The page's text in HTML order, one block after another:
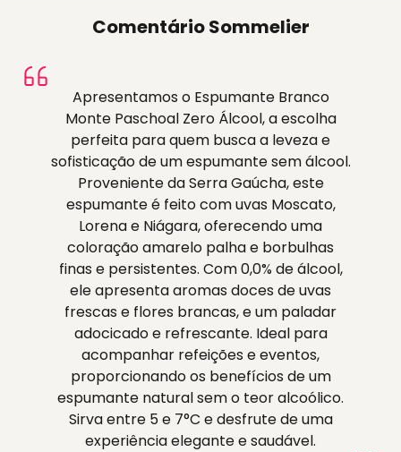
Comentário Sommelier
Apresentamos o Espumante Branco
Monte Paschoal Zero Álcool, a escolha
perfeita para quem busca a leveza e
sofisticação de um espumante sem álcool.
Proveniente da Serra Gaúcha, este
espumante é feito com uvas Moscato,
Lorena e Niágara, oferecendo uma
coloração amarelo palha e borbulhas
finas e persistentes. Com 0,0% de álcool,
ele apresenta aromas doces de uvas
frescas e flores brancas, e um paladar
adocicado e refrescante. Ideal para
acompanhar refeições e eventos,
proporcionando os benefícios de um
espumante natural sem o teor alcoólico.
Sirva entre 5 e 7°C e desfrute de uma
experiência elegante e saudável.